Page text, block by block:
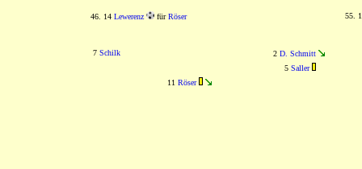
46. 14 Lewerenz fürRöser 55.
7 Schilk 2 D. Schmitt
5 Saller
11 Röser